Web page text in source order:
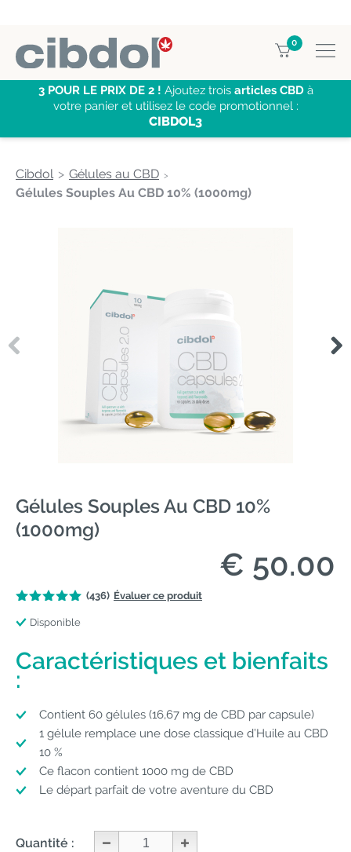
0
3 POUR LE PRIX DE 2 ! Ajoutez trois articles CBDà
votre panier et utilisez le code promotionnel :
CIBDOL3
Cibdol
Gélules au CBD
Gélules Souples Au CBD 10% (1000mg)
Gélules Souples Au CBD 10%
(1000mg)
€ 50.00
(436) Évaluer ce produit
Disponible
Caractéristiques et bienfaits
:
Contient 60 gélules (16,67 mg de CBD par capsule)
1 gélule remplace une dose classique d’Huile au CBD
10 %
Ce flacon contient 1000 mg de CBD
Le départ parfait de votre aventure du CBD
Quantité :